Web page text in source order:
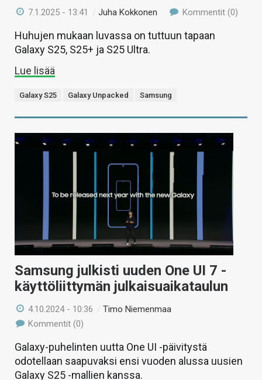
7.1.2025 - 13:41 /Juha Kokkonen Kommentit (0)
Huhujen mukaan luvassa on tuttuun tapaan
Galaxy S25, S25+ ja S25 Ultra.
Lue lisää
Galaxy S25 Galaxy Unpacked Samsung
Samsung julkisti uuden One UI 7 -
käyttöliittymän julkaisuaikataulun
4.10.2024 - 10:36 /Timo Niemenmaa
Kommentit (0)
Galaxy-puhelinten uutta One UI -päivitystä
odotellaan saapuvaksi ensi vuoden alussa uusien
Galaxy S25 -mallien kanssa.